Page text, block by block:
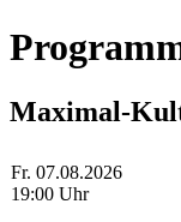
Maximal-
Fr. 07.08.2026
19:00 Uhr